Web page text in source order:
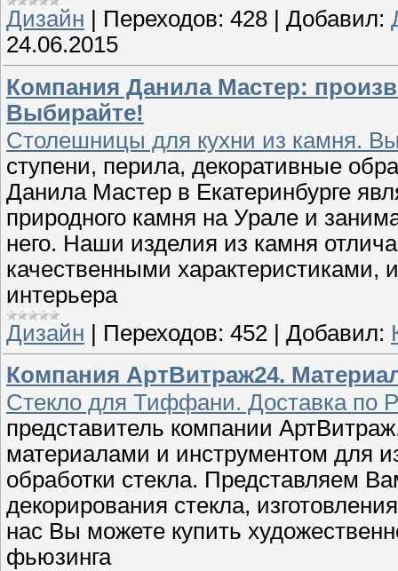
Дизайн
Переходов: 428 Добавил:
24.06.2015
Компания Данила Мастер:
Выбирайте!
Столешницы для кухни из камня.
ступени, перила, декоративные
Данила Мастер в Екатеринбурге
природного камня на Урале и
него. Наши изделия из камня
качественными характеристиками,
интерьера
Дизайн | Переходов: 452 | Добавил:
Компания АртВитраж24.
Стекло для Тиффани. Доставка по
представитель компании
материалами и инструментом для
обработки стекла. Представляем
декорирования стекла,
нас Вы можете купить
фьюзинга